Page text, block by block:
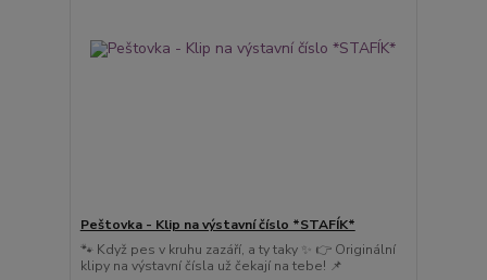
Peštovka - Klip na výstavní číslo *STAFÍK*
🐾 Když pes v kruhu zazáří, a ty taky ✨ 👉 Originální
klipy na výstavní čísla už čekají na tebe! 📌